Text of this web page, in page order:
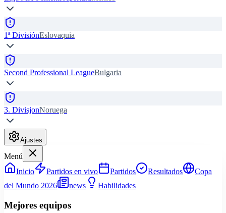
1ª DivisiónEslovaquia
Second Professional LeagueBulgaria
3. DivisjonNoruega
Ajustes
Menú
Inicio
Partidos en vivo Partidos Resultados
Copa
del Mundo 2026
news Habilidades
Mejores equipos